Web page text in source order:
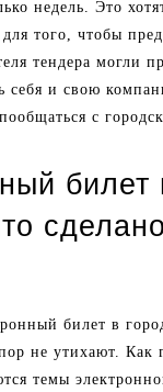
недель. Это
того, чтобы
тендера могли
себя и свою
с
билет
билет в
не утихают. Как
темы